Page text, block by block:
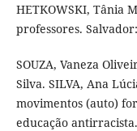
HETKOWSKI, Tânia
professores.
SOUZA, Vaneza
Silva. SILVA, Ana
movimentos (auto)
educação